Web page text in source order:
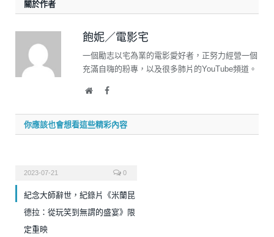
關於作者
飽妮／電影宅
一個勵志以宅為業的電影愛好者，正努力經營一個
充滿自嗨的粉專，以及很多肺片的YouTube頻道。
WebsiteFacebook
你應該也會想看這些精彩內容
2023-07-21 0
紀念大師辭世，紀錄片《米蘭昆
德拉：從玩笑到無謂的盛宴》限
定重映